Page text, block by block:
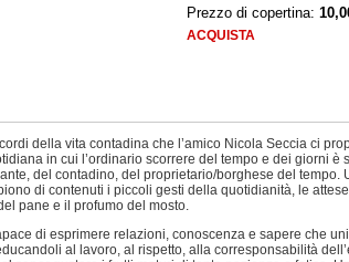
Prezzo di copertina:
ACQUISTA
della vita contadina che l’amico Nicola Seccia ci
in cui l’ordinario scorrere del tempo e dei giorni è
del contadino, del proprietario/borghese del tempo.
di contenuti i piccoli gesti della quotidianità, le
pane e il profumo del mosto.
di esprimere relazioni, conoscenza e sapere che
al lavoro, al rispetto, alla corresponsabilità